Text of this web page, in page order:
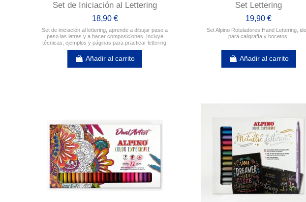
Set de Iniciación al Lettering
18,90 €
Set de iniciación al lettering, aprende a dibujar paso a
paso las letras y a hacer composiciones. Incluye
técnicas, ejemplos y páginas para practicar lettering.
Añadir al carrito
Set Lettering
19,90 €
Set Alpino Rotuladores Hand Lettering,
para caligrafía y bocetos.
Añadir al carrito